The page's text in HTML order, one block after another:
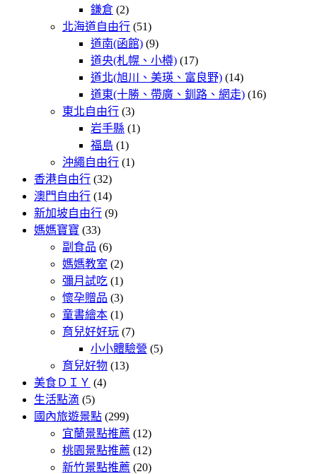
鎌倉 (2)
北海道自由行 (51)
道南(函館) (9)
道央(札幌、小樽) (17)
道北(旭川、美瑛、富良野) (14)
道東(十勝、帶廣、釧路、網走) (16)
東北自由行 (3)
岩手縣 (1)
福島 (1)
沖繩自由行 (1)
香港自由行 (32)
澳門自由行 (14)
新加坡自由行 (9)
媽媽寶寶 (33)
副食品 (6)
媽媽教室 (2)
彌月試吃 (1)
懷孕贈品 (3)
童書繪本 (1)
育兒好好玩 (7)
小小體驗營 (5)
育兒好物 (13)
美食ＤＩＹ (4)
生活點滴 (5)
國內旅遊景點 (299)
宜蘭景點推薦 (12)
桃園景點推薦 (12)
新竹景點推薦 (20)